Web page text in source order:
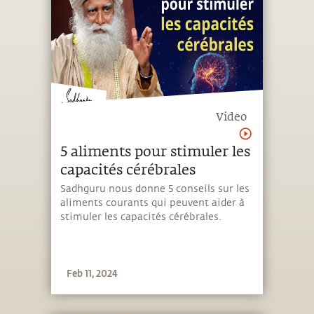
Video
5 aliments pour stimuler les
capacités cérébrales
Sadhguru nous donne 5 conseils sur les
aliments courants qui peuvent aider à
stimuler les capacités cérébrales.
Feb 11, 2024